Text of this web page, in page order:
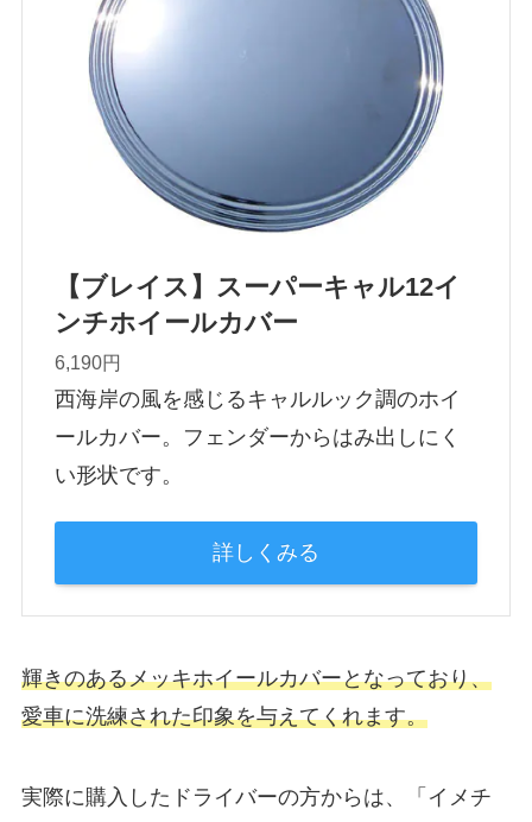
【ブレイス】スーパーキャル12イ
ンチホイールカバー
6,190円
西海岸の風を感じるキャルルック調のホイ
ールカバー。フェンダーからはみ出しにく
い形状です。
詳しくみる
輝きのあるメッキホイールカバーとなっており、
愛車に洗練された印象を与えてくれます。
実際に購入したドライバーの方からは、「イメチ